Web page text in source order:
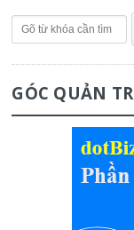
GÓC QUẢN